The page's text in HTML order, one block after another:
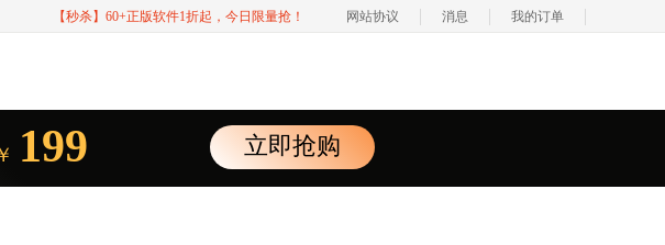
【秒杀】60+正版软件1折起，今日限量抢！ 网站协议 消息 我的订单
199 立即抢购